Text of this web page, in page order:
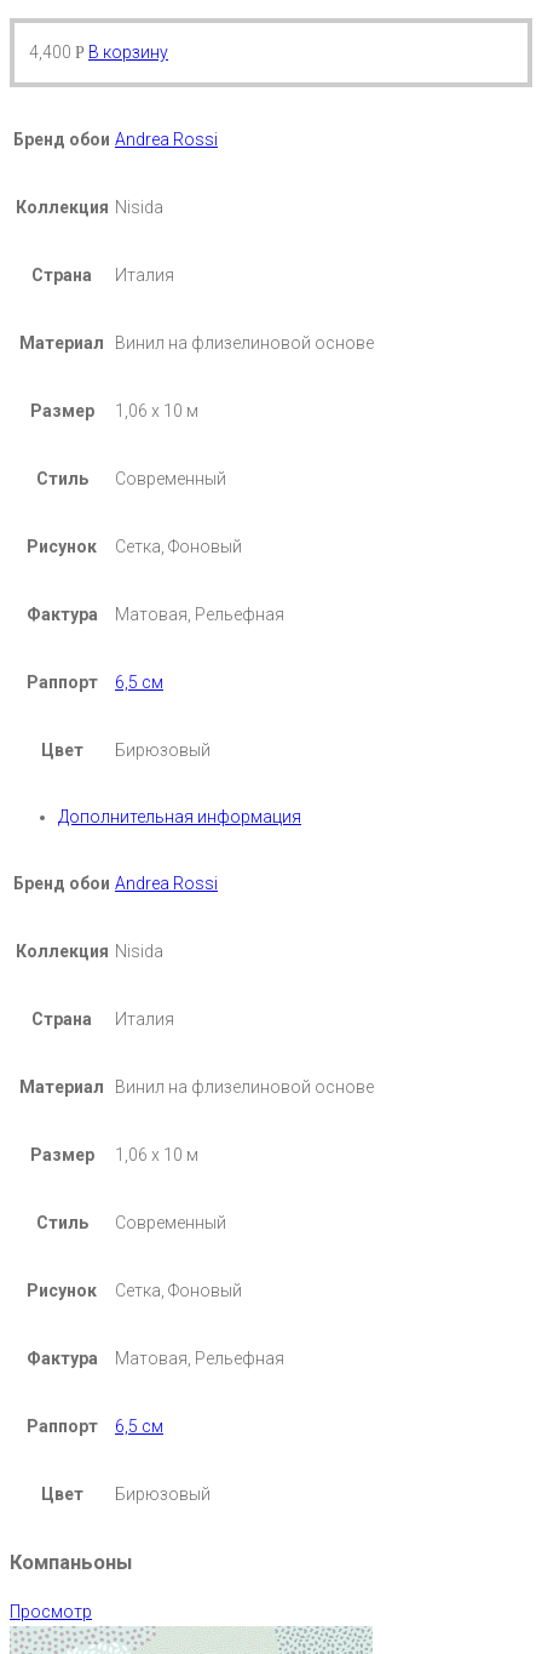
4,400 Р В корзину
Бренд обои Andrea Rossi
Коллекция Nisida
Страна Италия
Материал Винил на флизелиновой основе
Размер 1,06 х 10 м
Стиль Современный
Рисунок Сетка, Фоновый
Фактура Матовая, Рельефная
Раппорт 6,5 см
Цвет Бирюзовый
Дополнительная информация
Бренд обои Andrea Rossi
Коллекция Nisida
Страна Италия
Материал Винил на флизелиновой основе
Размер 1,06 х 10 м
Стиль Современный
Рисунок Сетка, Фоновый
Фактура Матовая, Рельефная
Раппорт 6,5 см
Цвет Бирюзовый
Компаньоны
Просмотр